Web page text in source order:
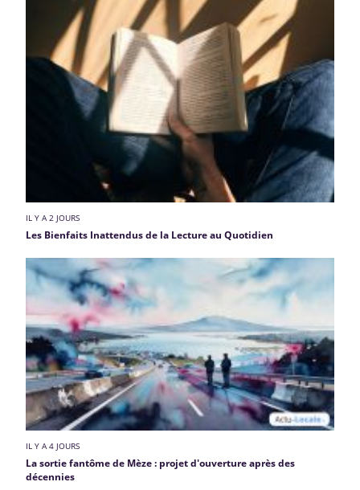
IL Y A 2 JOURS
Les Bienfaits Inattendus de la Lecture au Quotidien
IL Y A 4 JOURS
La sortie fantôme de Mèze : projet d'ouverture après des
décennies